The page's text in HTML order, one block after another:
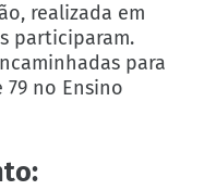
realizada em
participaram.
para
no Ensino